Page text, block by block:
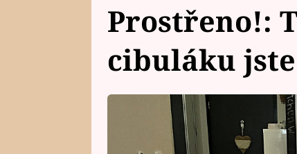
Prostřeno!:
cibuláku